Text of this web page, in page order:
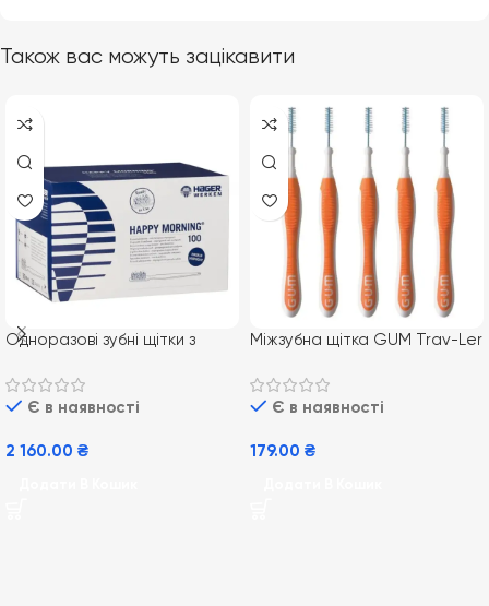
Також вас можуть зацікавити
Одноразові зубні щітки з
Morning 100 шт
Є в наявності
2 160.00 ₴
Міжзубна щітка GUM Trav-Ler
гігієни зубів
Є в наявності
179.00 ₴